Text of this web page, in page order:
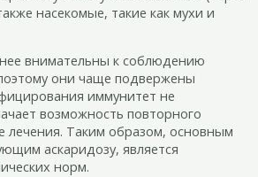
насекомые, такие как мухи и
внимательны к соблюдению
они чаще подвержены
иммунитет не
возможность повторного
лечения. Таким образом, основным
аскаридозу, является
норм.